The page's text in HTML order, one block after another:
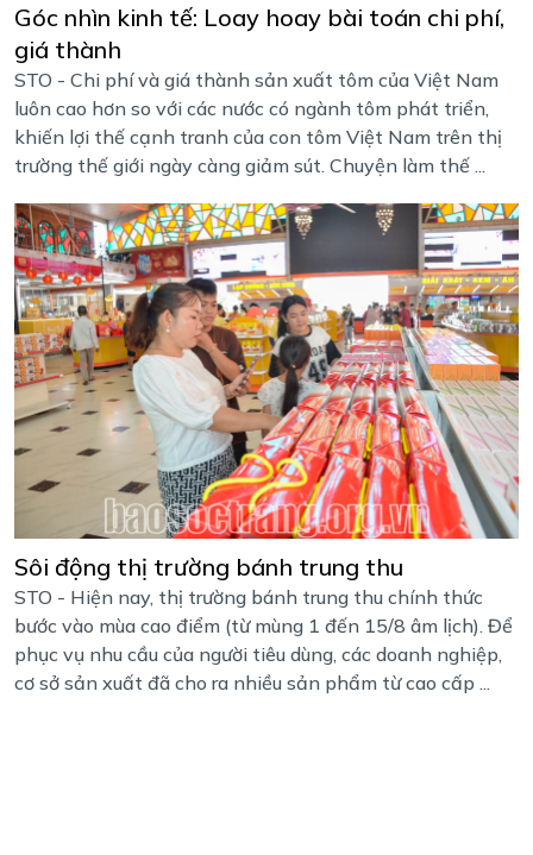
Góc nhìn kinh tế: Loay hoay bài toán chi phí,
giá thành
STO - Chi phí và giá thành sản xuất tôm của Việt Nam
luôn cao hơn so với các nước có ngành tôm phát triển,
khiến lợi thế cạnh tranh của con tôm Việt Nam trên thị
trường thế giới ngày càng giảm sút. Chuyện làm thế ...
Sôi động thị trường bánh trung thu
STO - Hiện nay, thị trường bánh trung thu chính thức
bước vào mùa cao điểm (từ mùng 1 đến 15/8 âm lịch). Để
phục vụ nhu cầu của người tiêu dùng, các doanh nghiệp,
cơ sở sản xuất đã cho ra nhiều sản phẩm từ cao cấp ...